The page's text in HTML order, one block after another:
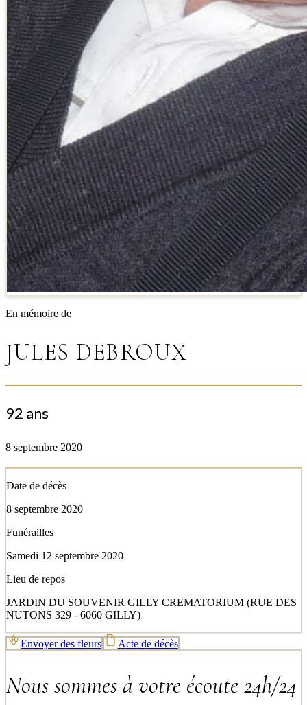
En mémoire de
JULES DEBROUX
92 ans
8 septembre 2020
Date de décès
8 septembre 2020
Funérailles
Samedi 12 septembre 2020
Lieu de repos
JARDIN DU SOUVENIR GILLY CREMATORIUM (RUE DES
NUTONS 329 - 6060 GILLY)
Envoyer des fleurs Acte de décès
Nous sommes à votre écoute 24h/24